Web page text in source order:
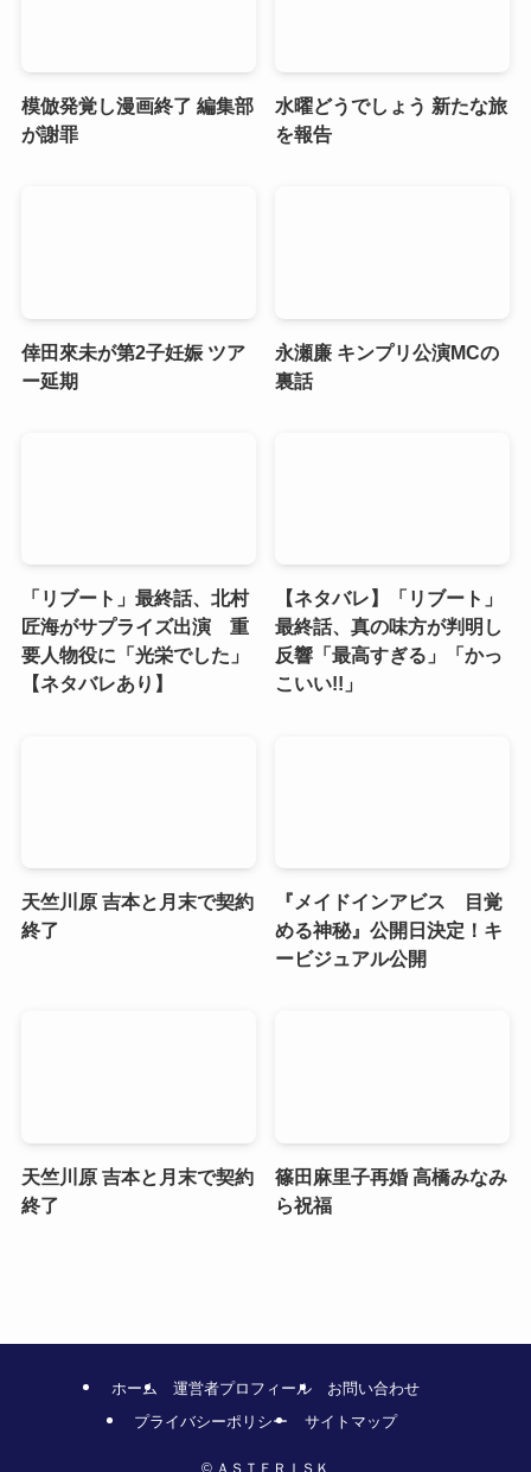
模倣発覚し漫画終了 編集部
が謝罪
水曜どうでしょう 新たな旅
を報告
倖田來未が第2子妊娠 ツア
ー延期
永瀬廉 キンプリ公演MCの
裏話
「リブート」最終話、北村
匠海がサプライズ出演 重
要人物役に「光栄でした」
【ネタバレあり】
【ネタバレ】「リブート」
最終話、真の味方が判明し
反響「最高すぎる」「かっ
こいい!!」
天竺川原 吉本と月末で契約
終了
『メイドインアビス 目覚
める神秘』公開日決定！キ
ービジュアル公開
天竺川原 吉本と月末で契約
終了
篠田麻里子再婚 高橋みなみ
ら祝福
ホーム 運営者プロフィール
お問い合わせ
プライバシーポリシー
サイトマップ
© ＡＳＴＥＲＩＳＫ